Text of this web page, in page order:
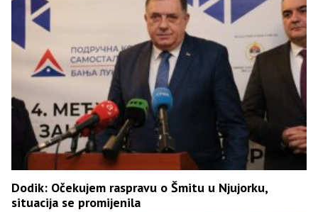
Dodik: Očekujem raspravu o Šmitu u Njujorku,
situacija se promijenila